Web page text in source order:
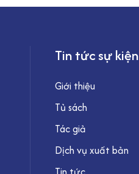
Tin tức sự kiện
Giới thiệu
Tủ sách
Tác giả
Dịch vụ xuất bản